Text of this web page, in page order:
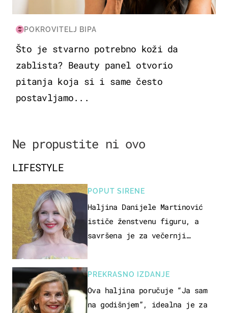
POKROVITELJ BIPA
Što je stvarno potrebno koži da
zablista? Beauty panel otvorio
pitanja koja si i same često
postavljamo...
Ne propustite ni ovo
LIFESTYLE
POPUT SIRENE
Haljina Danijele Martinović
ističe ženstvenu figuru, a
savršena je za večernji
PREKRASNO IZDANJE
Ova haljina poručuje “Ja sam
na godišnjem”, idealna je za